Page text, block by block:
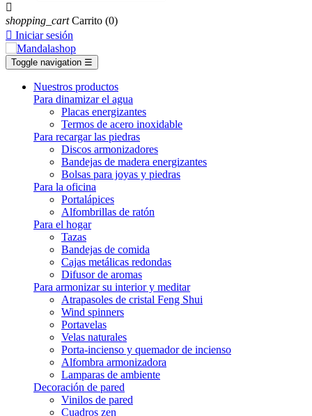

shopping_cart Carrito (0)
 Iniciar sesión
Toggle navigation ☰
Nuestros productos
Para dinamizar el agua
Placas energizantes
Termos de acero inoxidable
Para recargar las piedras
Discos armonizadores
Bandejas de madera energizantes
Bolsas para joyas y piedras
Para la oficina
Portalápices
Alfombrillas de ratón
Para el hogar
Tazas
Bandejas de comida
Cajas metálicas redondas
Difusor de aromas
Para armonizar su interior y meditar
Atrapasoles de cristal Feng Shui
Wind spinners
Portavelas
Velas naturales
Porta-incienso y quemador de incienso
Alfombra armonizadora
Lamparas de ambiente
Decoración de pared
Vinilos de pared
Cuadros zen